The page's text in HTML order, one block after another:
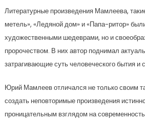
Литературные произведения Мамлеева,
метель», «Ледяной дом» и «Папа-ритор»
художественными шедеврами, но и
пророчеством. В них автор поднимал
затрагивающие суть человеческого бытия и
Юрий Мамлеев отличался не только своим
создать неповторимые произведения
проницательным взглядом на